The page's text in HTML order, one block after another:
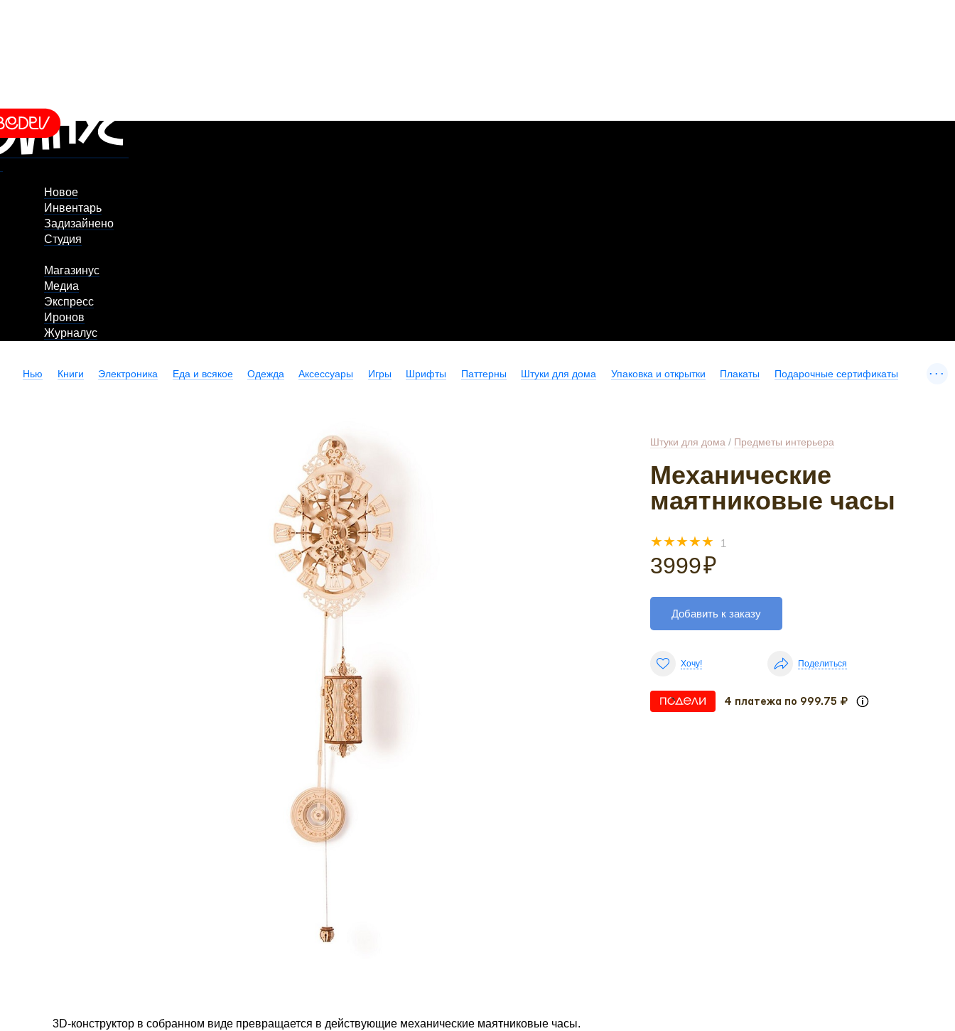
Новое
Инвентарь
Задизайнено
Студия
Магазинус
Медиа
Экспресс
Иронов
Журналус
Нью Книги Электроника Еда и всякое Одежда Аксессуары Игры Шрифты Паттерны Штуки для дома Упаковка и открытки Плакаты Подарочные сертификаты ...
Штуки для дома / Предметы интерьера
Механические
маятниковые часы
☆
☆
☆
☆
☆ 1
3999₽
Добавить к заказу
Хочу! Поделиться
4 платежа по 999.75 ₽
3D-конструктор в собранном виде превращается в действующие механические маятниковые часы.